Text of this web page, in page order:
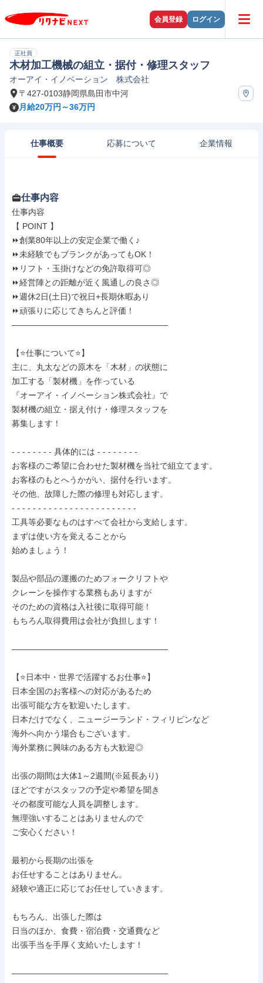
会員登録 ログイン
正社員
木材加工機械の組立・据付・修理スタッフ
オーアイ・イノベーション 株式会社
〒427-0103静岡県島田市中河
月給20万円～36万円
仕事概要 応募について 企業情報
仕事内容
仕事内容
【 POINT 】
⏩創業80年以上の安定企業で働く♪
⏩未経験でもブランクがあってもOK！
⏩リフト・玉掛けなどの免許取得可◎
⏩経営陣との距離が近く風通しの良さ◎
⏩週休2日(土日)で祝日+長期休暇あり
⏩頑張りに応じてきちんと評価！
―――――――――――――――――――
【⭐仕事について⭐】
主に、丸太などの原木を「木材」の状態に
加工する「製材機」を作っている
『オーアイ・イノベーション株式会社』で
製材機の組立・据え付け・修理スタッフを
募集します！
- - - - - - - - 具体的には - - - - - - - -
お客様のご希望に合わせた製材機を当社で組立てます。
お客様のもとへうかがい、据付を行います。
その他、故障した際の修理も対応します。
- - - - - - - - - - - - - - - - - - - - - - - -
工具等必要なものはすべて会社から支給します。
まずは使い方を覚えることから
始めましょう！
製品や部品の運搬のためフォークリフトや
クレーンを操作する業務もありますが
そのための資格は入社後に取得可能！
もちろん取得費用は会社が負担します！
―――――――――――――――――――
【⭐日本中・世界で活躍するお仕事⭐】
日本全国のお客様への対応があるため
出張可能な方を歓迎いたします。
日本だけでなく、ニュージーランド・フィリピンなど
海外へ向かう場合もございます。
海外業務に興味のある方も大歓迎◎
出張の期間は大体1～2週間(※延長あり)
ほどですがスタッフの予定や希望を聞き
その都度可能な人員を調整します。
無理強いすることはありませんので
ご安心ください！
最初から長期の出張を
お任せすることはありません。
経験や適正に応じてお任せしていきます。
もちろん、出張した際は
日当のほか、食費・宿泊費・交通費など
出張手当を手厚く支給いたします！
―――――――――――――――――――